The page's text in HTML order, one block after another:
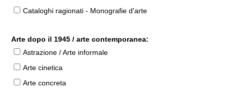
Cataloghi ragionati - Monografie d'arte
Arte dopo il 1945 / arte contemporanea:
Astrazione / Arte informale
Arte cinetica
Arte concreta